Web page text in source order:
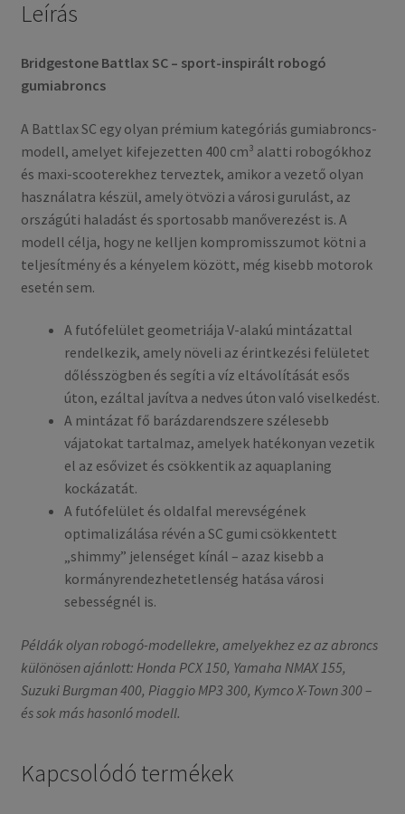
Leírás
Bridgestone Battlax SC – sport-inspirált robogó
gumiabroncs
A Battlax SC egy olyan prémium kategóriás gumiabroncs-
modell, amelyet kifejezetten 400 cm³ alatti robogókhoz
és maxi-scooterekhez terveztek, amikor a vezető olyan
használatra készül, amely ötvözi a városi gurulást, az
országúti haladást és sportosabb manőverezést is. A
modell célja, hogy ne kelljen kompromisszumot kötni a
teljesítmény és a kényelem között, még kisebb motorok
esetén sem.
A futófelület geometriája V-alakú mintázattal
rendelkezik, amely növeli az érintkezési felületet
dőlésszögben és segíti a víz eltávolítását esős
úton, ezáltal javítva a nedves úton való viselkedést.
A mintázat fő barázdarendszere szélesebb
vájatokat tartalmaz, amelyek hatékonyan vezetik
el az esővizet és csökkentik az aquaplaning
kockázatát.
A futófelület és oldalfal merevségének
optimalizálása révén a SC gumi csökkentett
„shimmy” jelenséget kínál – azaz kisebb a
kormány­rendez­hetetlenség hatása városi
sebességnél is.
Példák olyan robogó-modellekre, amelyekhez ez az abroncs
különösen ajánlott: Honda PCX 150, Yamaha NMAX 155,
Suzuki Burgman 400, Piaggio MP3 300, Kymco X-Town 300 –
és sok más hasonló modell.
Kapcsolódó termékek